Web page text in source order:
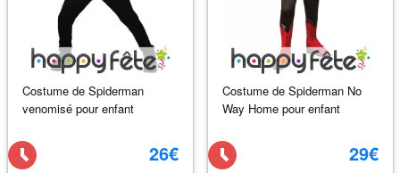
Costume de Spiderman
venomisé pour enfant
26€
Costume de Spiderman No
Way Home pour enfant
29€